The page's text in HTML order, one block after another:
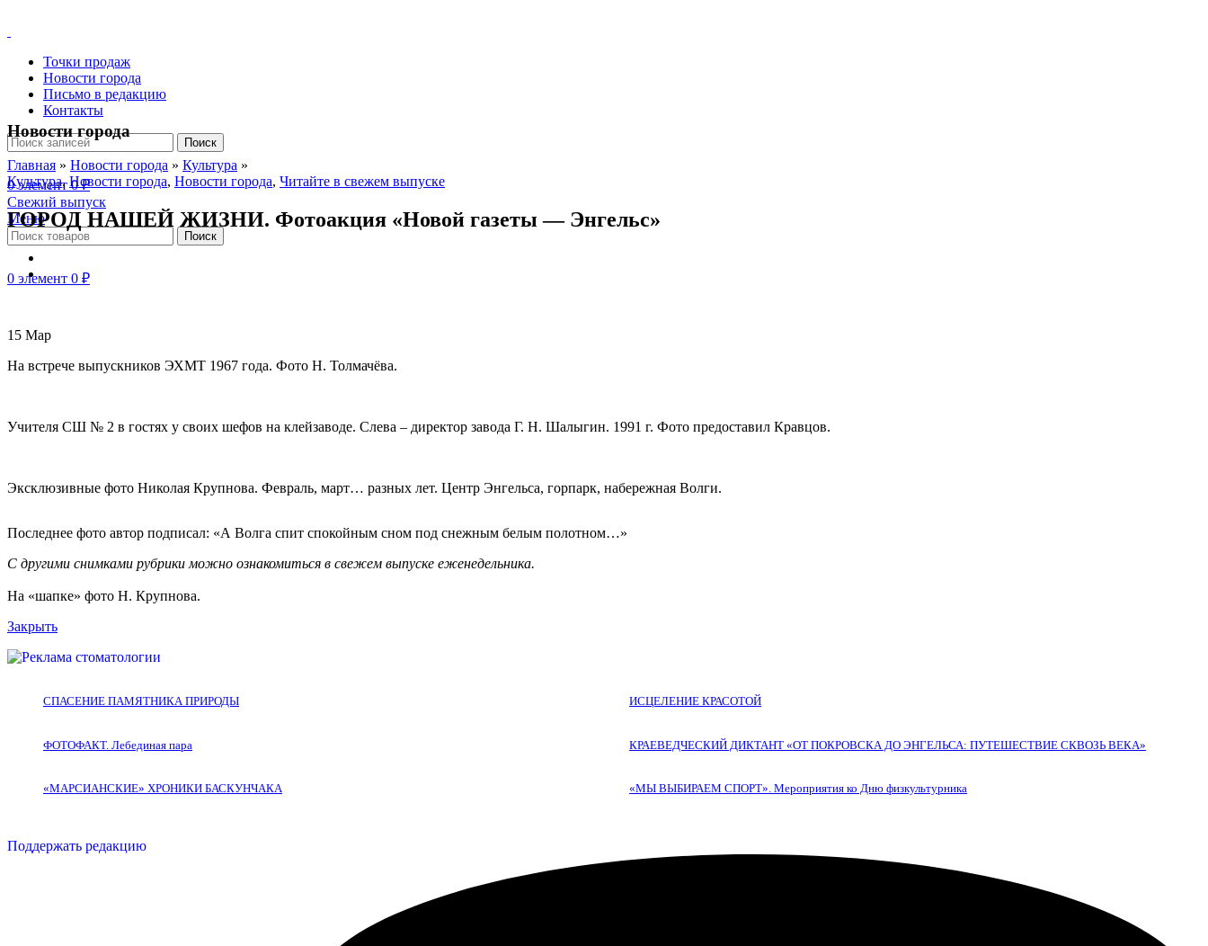
Точки продаж
Новости города
Письмо в редакцию
Контакты
Поиск
0элемент 0₽
Свежий выпуск
Меню
Поиск
0 элемент 0 ₽
Новости города
Главная » Новости города » Культура »
Культура,Новости города, Новости города, Читайте в свежем выпуске
ГОРОД НАШЕЙ ЖИЗНИ. Фотоакция «Новой газеты — Энгельс»
15 Мар
На встрече выпускников ЭХМТ 1967 года. Фото Н. Толмачёва.
Учителя СШ № 2 в гостях у своих шефов на клейзаводе. Слева – директор завода Г. Н. Шалыгин. 1991 г. Фото предоставил Кравцов.
Эксклюзивные фото Николая Крупнова. Февраль, март… разных лет. Центр Энгельса, горпарк, набережная Волги.
Последнее фото автор подписал: «А Волга спит спокойным сном под снежным белым полотном…»
С другими снимками рубрики можно ознакомиться в свежем выпуске еженедельника.
На «шапке» фото Н. Крупнова.
Закрыть
СПАСЕНИЕ ПАМЯТНИКА ПРИРОДЫ ИСЦЕЛЕНИЕ КРАСОТОЙ
ФОТОФАКТ. Лебединая пара КРАЕВЕДЧЕСКИЙ ДИКТАНТ «ОТ ПОКРОВСКА ДО ЭНГЕЛЬСА: ПУТЕШЕСТВИЕ СКВОЗЬ ВЕКА»
«МАРСИАНСКИЕ» ХРОНИКИ БАСКУНЧАКА «МЫ ВЫБИРАЕМ СПОРТ». Мероприятия ко Дню физкультурника
Поддержать редакцию